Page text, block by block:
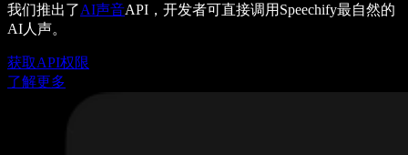
我们推出了AI声音API，开发者可直接调用Speechify最自然的
AI人声。
获取API权限
了解更多